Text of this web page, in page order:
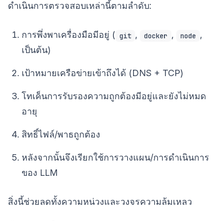
ดำเนินการตรวจสอบเหล่านี้ตามลำดับ:
การพึ่งพาเครื่องมือมีอยู่ ( git , docker , node ,
เป็นต้น)
เป้าหมายเครือข่ายเข้าถึงได้ (DNS + TCP)
โทเค็นการรับรองความถูกต้องมีอยู่และยังไม่หมด
อายุ
สิทธิ์ไฟล์/พาธถูกต้อง
หลังจากนั้นจึงเรียกใช้การวางแผน/การดำเนินการ
ของ LLM
สิ่งนี้ช่วยลดทั้งความหน่วงและวงจรความล้มเหลว